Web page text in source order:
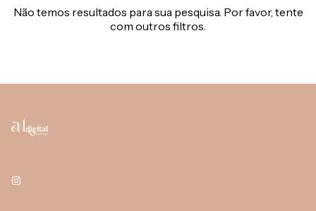
Não temos resultados para sua pesquisa. Por favor, tente
com outros filtros.